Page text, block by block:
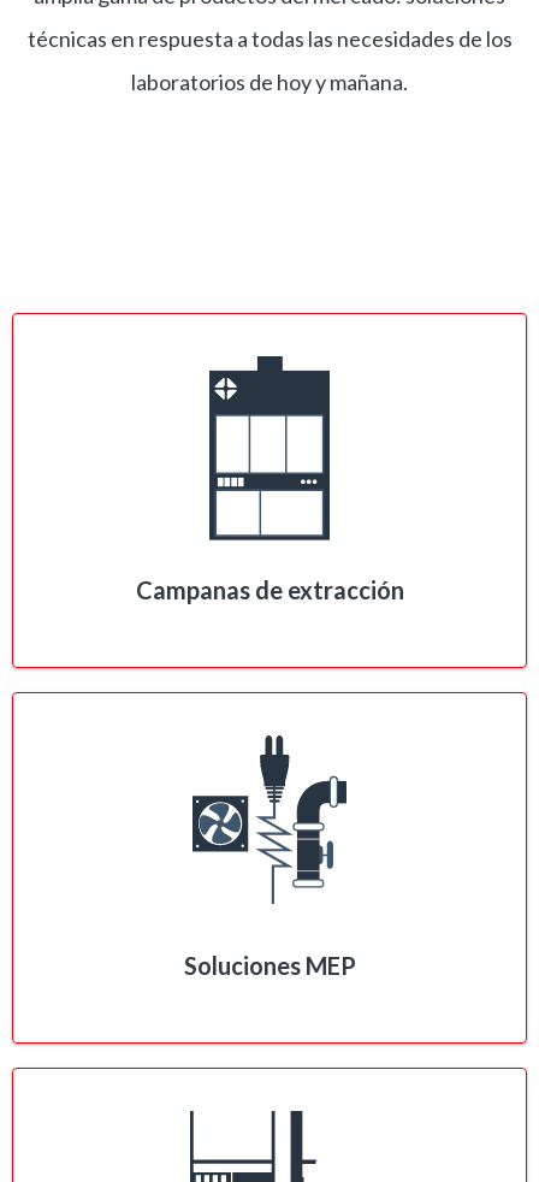
técnicas en respuesta a todas las necesidades de los
laboratorios de hoy y mañana.
Campanas de extracción
Soluciones MEP